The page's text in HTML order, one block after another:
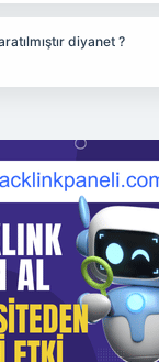
diyanet ?